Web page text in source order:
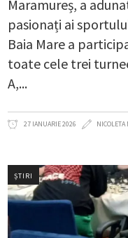
Maramureș, a
pasionați ai
Baia Mare a
toate cele trei
A,
27 IANUARIE 2026 NICOLETA
ȘTIRI